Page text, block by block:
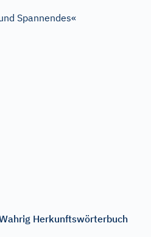
Spannendes«
Herkunftswörterbuch